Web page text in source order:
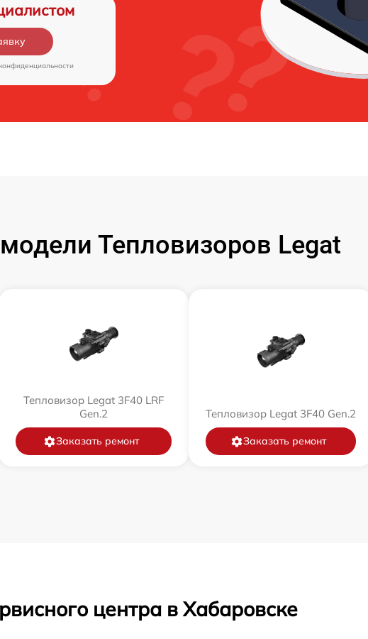
Тепловизоров Legat
Тепловизор Legat 3F40 LRF
Gen.2
Заказать ремонт
Тепловизор Legat 3F40 Gen.2
Заказать ремонт
центра в Хабаровске